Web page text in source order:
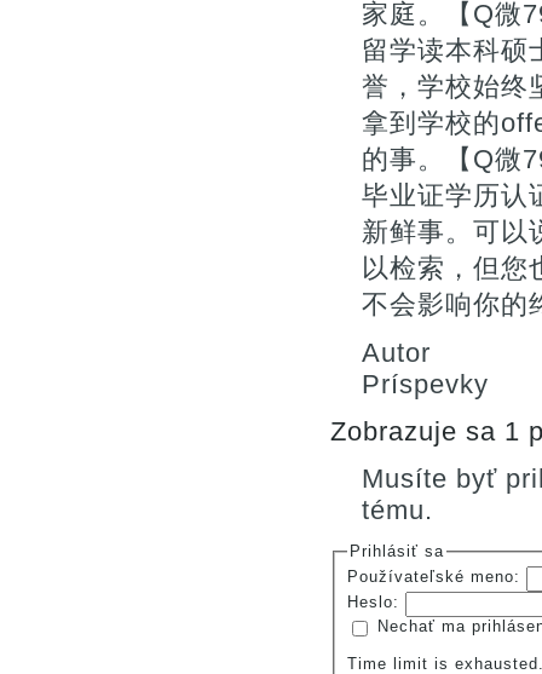
家庭。【Q微
留学读本科硕
誉，学校始终
拿到学校的
的事。【Q微
毕业证学历认
新鲜事。可以
以检索，但您
不会影响你的
Autor
Príspevky
Zobrazuje sa 1
Musíte byť
tému.
Prihlásiť sa
Používateľské meno:
Heslo:
Nechať ma
Time limit is